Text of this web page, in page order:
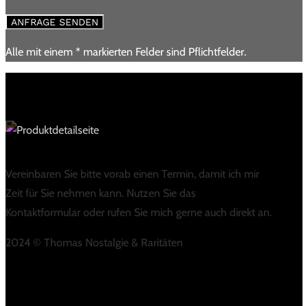
ANFRAGE SENDEN
Alle mit einem * markierten Felder sind Pflichtfelder.
Vereinbaren Sie bitte vorab einen Termin, damit ich mir
Zeit für Sie nehmen kann. Nutzen Sie das
Kontaktformular oder rufen Sie mich gerne auch direkt an.
2024 © Thomas Nostalgie & Raritäten